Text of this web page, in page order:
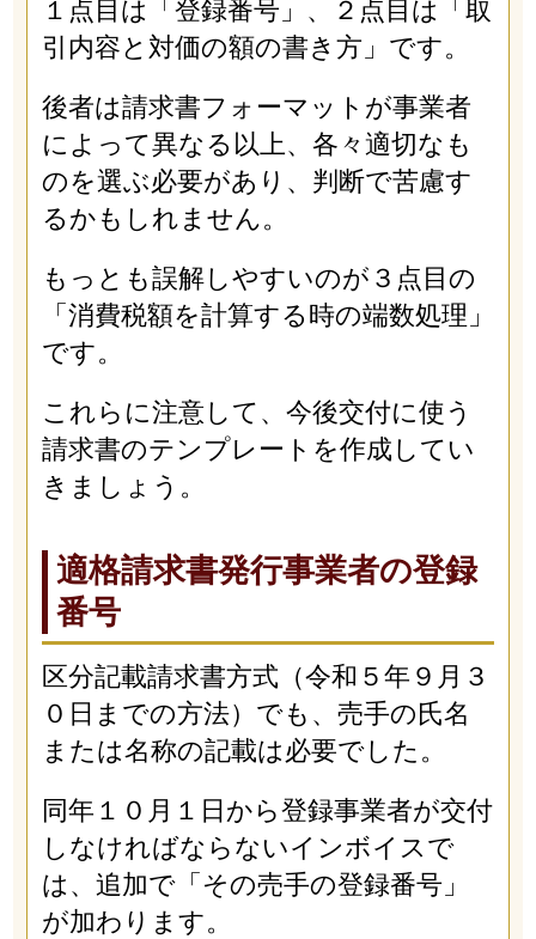
１点目は「登録番号」、２点目は「取
引内容と対価の額の書き方」です。
後者は請求書フォーマットが事業者
によって異なる以上、各々適切なも
のを選ぶ必要があり、判断で苦慮す
るかもしれません。
もっとも誤解しやすいのが３点目の
「消費税額を計算する時の端数処理」
です。
これらに注意して、今後交付に使う
請求書のテンプレートを作成してい
きましょう。
適格請求書発行事業者の登録
番号
区分記載請求書方式（令和５年９月３
０日までの方法）でも、売手の氏名
または名称の記載は必要でした。
同年１０月１日から登録事業者が交付
しなければならないインボイスで
は、追加で「その売手の登録番号」
が加わります。